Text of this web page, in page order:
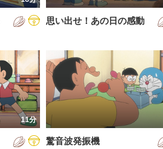
思い出せ！あの日の感動
11分
驚音波発振機